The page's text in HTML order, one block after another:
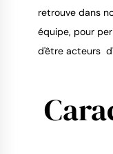
retrouve dans
équipe, pour
d'être acteurs